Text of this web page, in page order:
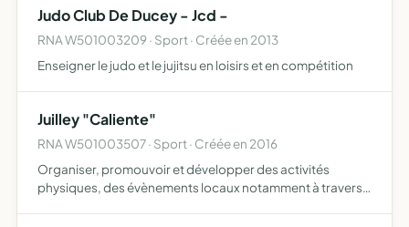
Judo Club De Ducey - Jcd -
RNA W501003209 · Sport · Créée en 2013
Enseigner le judo et le jujitsu en loisirs et en compétition
Juilley "Caliente"
RNA W501003507 · Sport · Créée en 2016
Organiser, promouvoir et développer des activités
physiques, des évènements locaux notamment à travers